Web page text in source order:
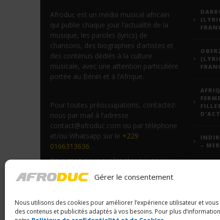
Gérer le consentement
Nous utilisons des cookies pour améliorer l’expérience utilisateur et
des contenus et publicités adaptés à vos besoins. Pour plus
Afroduc est un média musical africain
qui publie chaque jour l’actualité de la
musique, les paroles (lyrics) de
chansons, des biographies d’artistes et
des contenus dédiés à la culture
musicale, avec une attention particulière
portée au Bénin et à l’Afrique.
Pour toutes préoccupations, contactez-
nous par mail à l’adresse
contact@afroduc.com ou par téléphone
et/ou Whatsapp sur le +229
0166313636.
Rejoignez-nous sur les réseaux sociaux :
YouTube ,Facebook
–